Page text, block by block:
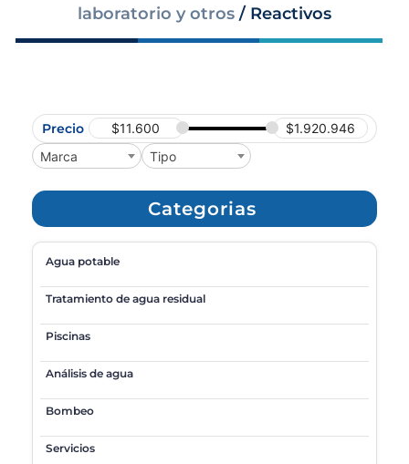
laboratorio y otros / Reactivos
Precio $11.600 $1.920.946
Marca
Tipo
Categorias
Agua potable
Tratamiento de agua residual
Piscinas
Análisis de agua
Bombeo
Servicios